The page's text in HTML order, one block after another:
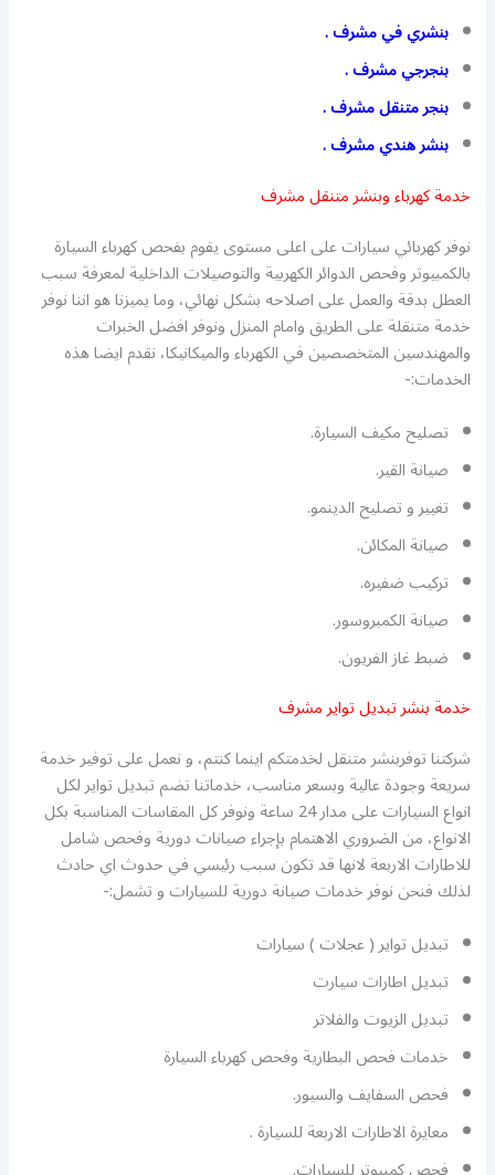
بنشري في مشرف .
بنجرجي مشرف .
بنجر متنقل مشرف .
بنشر هندي مشرف .
خدمة كهرباء وبنشر متنقل مشرف
نوفر كهربائي سيارات على اعلى مستوى يقوم بفحص كهرباء السيارة
بالكمبيوتر وفحص الدوائر الكهربية والتوصيلات الداخلية لمعرفة سبب
العطل بدقة والعمل على اصلاحه بشكل نهائي، وما يميزنا هو اننا نوفر
خدمة متنقلة على الطريق وامام المنزل ونوفر افضل الخبرات
والمهندسين المتخصصين في الكهرباء والميكانيكا، نقدم ايضا هذه
الخدمات:-
تصليح مكيف السيارة.
صيانة القير.
تغيير و تصليح الدينمو.
صيانة المكائن.
تركيب ضفيره.
صيانة الكمبروسور.
ضبط غاز الفريون.
خدمة بنشر تبديل تواير مشرف
شركتنا توفربنشر متنقل لخدمتكم اينما كنتم، و نعمل على توفير خدمة
سريعة وجودة عالية وبسعر مناسب، خدماتنا تضم تبديل تواير لكل
انواع السيارات على مدار 24 ساعة ونوفر كل المقاسات المناسبة بكل
الانواع، من الضروري الاهتمام بإجراء صيانات دورية وفحص شامل
للاطارات الاربعة لانها قد تكون سبب رئيسي في حدوث اي حادث
لذلك فنحن نوفر خدمات صيانة دورية للسيارات و تشمل:-
تبديل تواير ( عجلات ) سيارات
تبديل اطارات سيارت
تبديل الزيوت والفلاتر
خدمات فحص البطارية وفحص كهرباء السيارة
فحص السفايف والسيور.
معايرة الاطارات الاربعة للسيارة .